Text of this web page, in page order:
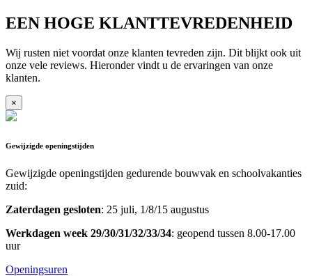
EEN HOGE KLANTTEVREDENHEID
Wij rusten niet voordat onze klanten tevreden zijn. Dit blijkt ook uit
onze vele reviews. Hieronder vindt u de ervaringen van onze
klanten.
×
Gewijzigde openingstijden
Gewijzigde openingstijden gedurende bouwvak en schoolvakanties
zuid:
Zaterdagen gesloten: 25 juli, 1/8/15 augustus
Werkdagen week 29/30/31/32/33/34: geopend tussen 8.00-17.00
uur
Openingsuren